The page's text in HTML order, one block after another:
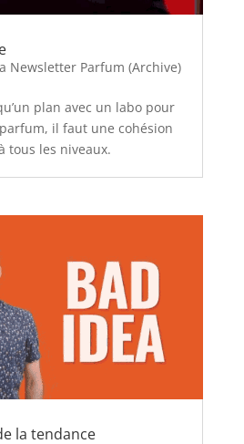
Newsletter Parfum (Archive)
plan avec un labo pour
il faut une cohésion
tous les niveaux.
la tendance